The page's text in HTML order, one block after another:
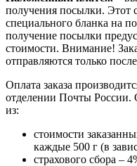
получения посылки. Этот
специального бланка на
получение посылки
стоимости. Внимание!
отправляются только
Оплата заказа
отделении Почты России.
из:
стоимости
каждые 500 г (в
страхового сбора –